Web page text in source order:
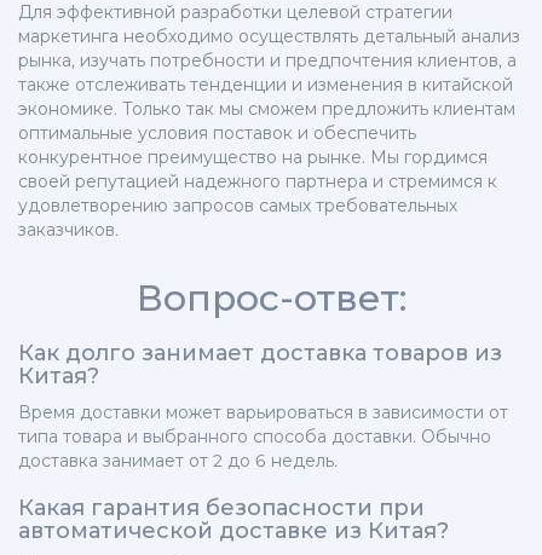
Для эффективной разработки целевой стратегии
маркетинга необходимо осуществлять детальный анализ
рынка, изучать потребности и предпочтения клиентов, а
также отслеживать тенденции и изменения в китайской
экономике. Только так мы сможем предложить клиентам
оптимальные условия поставок и обеспечить
конкурентное преимущество на рынке. Мы гордимся
своей репутацией надежного партнера и стремимся к
удовлетворению запросов самых требовательных
заказчиков.
Вопрос-ответ:
Как долго занимает доставка товаров из
Китая?
Время доставки может варьироваться в зависимости от
типа товара и выбранного способа доставки. Обычно
доставка занимает от 2 до 6 недель.
Какая гарантия безопасности при
автоматической доставке из Китая?